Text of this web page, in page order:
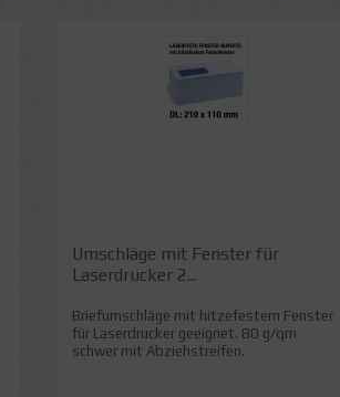
Umschläge mit Fenster für
Laserdrucker 2...
Briefumschläge mit hitzefestem Fenster
für Laserdrucker geeignet. 80 g/qm
schwer mit Abziehstreifen.